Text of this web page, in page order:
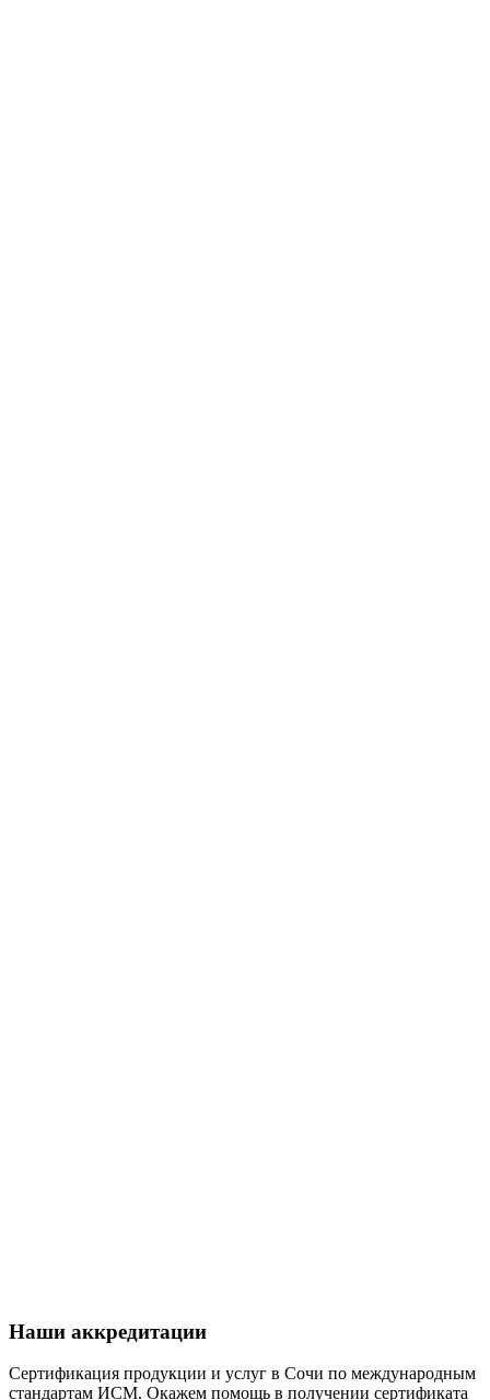
Наши аккредитации
Сертификация продукции и услуг в Сочи по международным
стандартам ИСМ. Окажем помощь в получении сертификата